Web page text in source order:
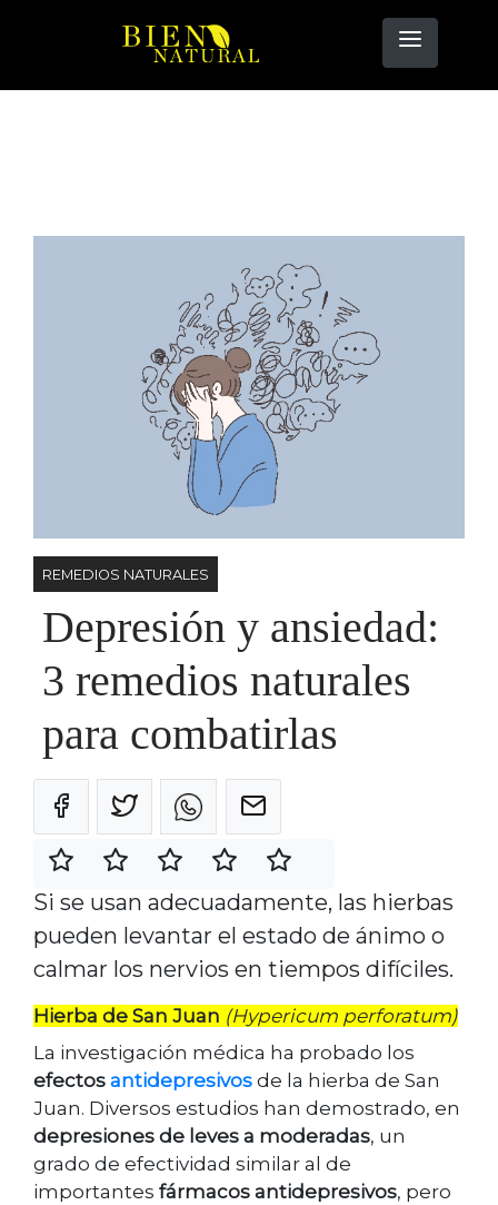
REMEDIOS NATURALES
Depresión y ansiedad:
3 remedios naturales
para combatirlas
Si se usan adecuadamente, las hierbas
pueden levantar el estado de ánimo o
calmar los nervios en tiempos difíciles.
Hierba de San Juan (Hypericum perforatum)
La investigación médica ha probado los
efectos antidepresivos de la hierba de San
Juan. Diversos estudios han demostrado, en
depresiones de leves a moderadas, un
grado de efectividad similar al de
importantes fármacos antidepresivos, pero